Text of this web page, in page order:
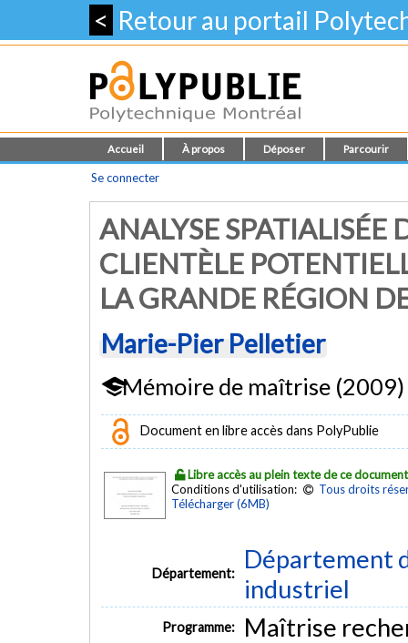
< Retour au portail
Accueil À propos Déposer Parcourir
Se connecter
ANALYSE SPATIALISÉE
CLIENTÈLE
LA GRANDE RÉGION
Marie-Pier Pelletier
Mémoire de maîtrise (2009)
Document en libre accès dans PolyPublie
Libre accès au plein texte de ce document
Conditions d'utilisation:
Tous droits
Télécharger (6MB)
Département:
Département
industriel
Programme: Maîtrise